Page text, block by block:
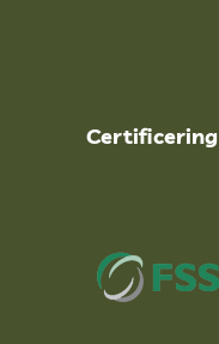
Certificering